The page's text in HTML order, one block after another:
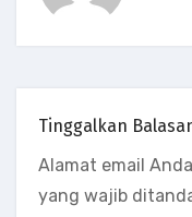
Tinggalkan
Alamat email
yang wajib